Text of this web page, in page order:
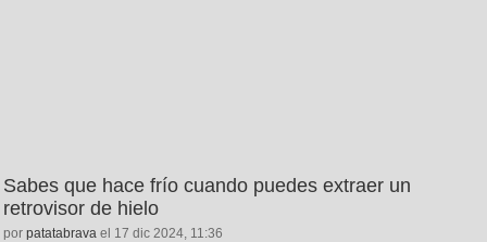
Sabes que hace frío cuando puedes extraer un
retrovisor de hielo
por patatabrava el 17 dic 2024, 11:36